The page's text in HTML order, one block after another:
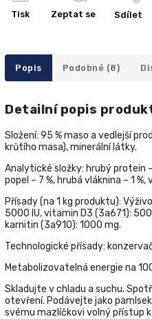
Tisk Zeptat se Sdílet
Popis Podobné (8)
Detailní popis
Složení: 95 % maso a vedlejší
krůtího masa), minerální látky.
Analytické složky: hrubý protein
popel – 7 %, hrubá vláknina – 1 %,
Přísady (na 1 kg produktu):
5000 IU, vitamin D3 (3а671):
karnitin (3a910): 1000 mg.
Technologické přísady:
Metabolizovatelná energie na
Skladujte v chladu a suchu.
otevření. Podávejte jako
svému mazlíčkovi volný přístup